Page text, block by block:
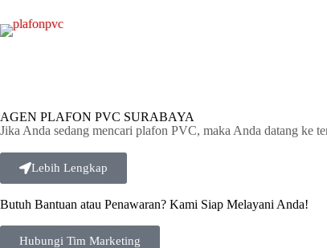
AGEN PLAFON PVC SURABAYA
Jika Anda sedang mencari plafon PVC, maka Anda datang ke
Lebih Lengkap
Butuh Bantuan atau Penawaran? Kami Siap Melayani Anda!
Hubungi Tim Marketing